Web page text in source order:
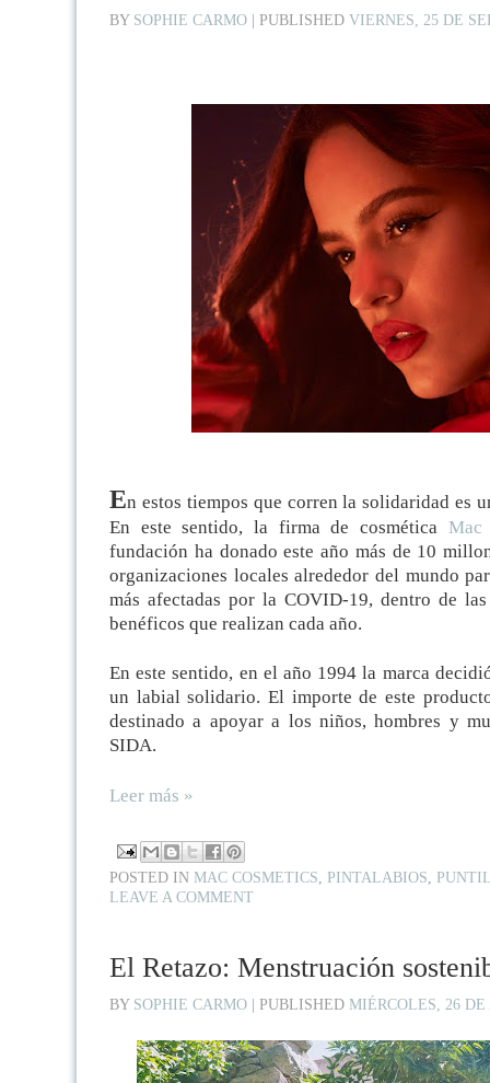
BY SOPHIE CARMO PUBLISHED VIERNES, 25 DE
En estos tiempos que corren la solidaridad es
En este sentido, la firma de cosmética Mac
fundación ha donado este año más de 10
organizaciones locales alrededor del mundo
más afectadas por la COVID-19, dentro de
benéficos que realizan cada año.
En este sentido, en el año 1994 la marca
un labial solidario. El importe de este
destinado a apoyar a los niños, hombres y
SIDA.
Leer más »
POSTED IN MAC COSMETICS, PINTALABIOS,
LEAVE A COMMENT
El Retazo: Menstruación
BY SOPHIE CARMO PUBLISHED MIÉRCOLES, 26 DE